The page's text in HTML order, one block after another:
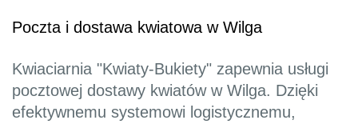
Poczta i dostawa kwiatowa w Wilga
Kwiaciarnia "Kwiaty-Bukiety" zapewnia usługi
pocztowej dostawy kwiatów w Wilga. Dzięki
efektywnemu systemowi logistycznemu,